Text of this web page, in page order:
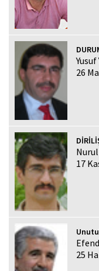
Yusuf
26
17
25